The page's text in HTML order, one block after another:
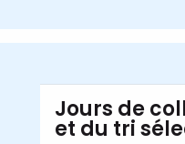
Jours de
et du tri